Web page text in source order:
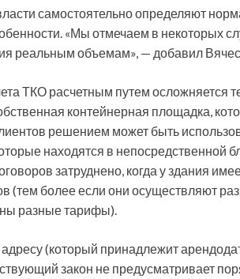
самостоятельно определяют
«Мы отмечаем в некоторых
реальным объемам», — добавил
ТКО расчетным путем осложняется
контейнерная площадка,
решением может быть
находятся в непосредственной
затруднено, когда у здания
(тем более если они осуществляют
разные тарифы).
(который принадлежит
закон не предусматривает